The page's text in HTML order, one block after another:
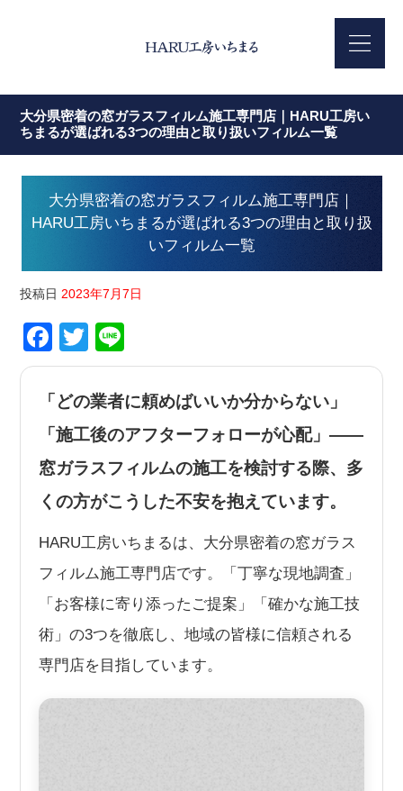
大分県密着の窓ガラスフィルム施工専門店｜HARU工房い
ちまるが選ばれる3つの理由と取り扱いフィルム一覧
大分県密着の窓ガラスフィルム施工専門店｜
HARU工房いちまるが選ばれる3つの理由と取り扱
いフィルム一覧
投稿日 2023年7月7日
Facebook
Twitter
「どの業者に頼めばいいか分からない」
「施工後のアフターフォローが心配」——
窓ガラスフィルムの施工を検討する際、多
くの方がこうした不安を抱えています。
HARU工房いちまるは、大分県密着の窓ガラス
フィルム施工専門店です。「丁寧な現地調査」
「お客様に寄り添ったご提案」「確かな施工技
術」の3つを徹底し、地域の皆様に信頼される
専門店を目指しています。